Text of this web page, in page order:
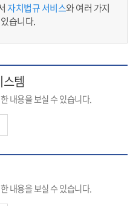
자치법규 서비스와 여러 가지
습니다.
템
내용을 보실 수 있습니다.
내용을 보실 수 있습니다.